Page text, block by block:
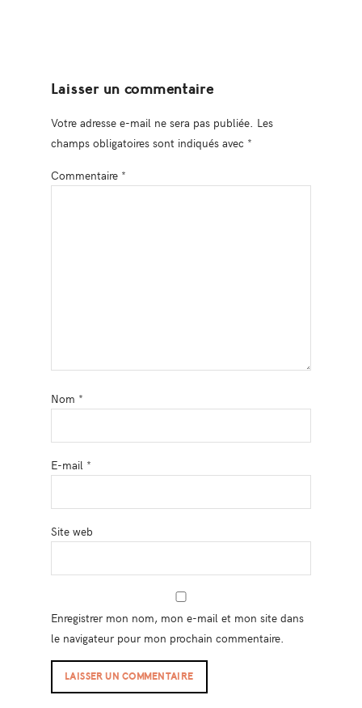
Laisser un commentaire
Votre adresse e-mail ne sera pas publiée. Les
champs obligatoires sont indiqués avec *
Commentaire *
Nom *
E-mail *
Site web
Enregistrer mon nom, mon e-mail et mon site dans
le navigateur pour mon prochain commentaire.